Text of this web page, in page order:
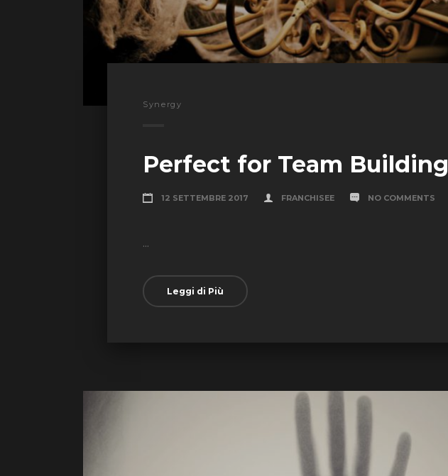
Synergy
Perfect for Team Building
12 SETTEMBRE 2017 FRANCHISEE NO COMMENTS
...
Leggi di Più